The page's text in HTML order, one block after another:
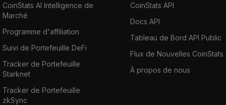
CoinStats AI Intelligence de
Marché
Programme d'affiliation
Suivi de Portefeuille DeFi
Tracker de Portefeuille
Starknet
Tracker de Portefeuille
zkSync
CoinStats API
Docs API
Tableau de Bord API Public
Flux de Nouvelles CoinStats
À propos de nous